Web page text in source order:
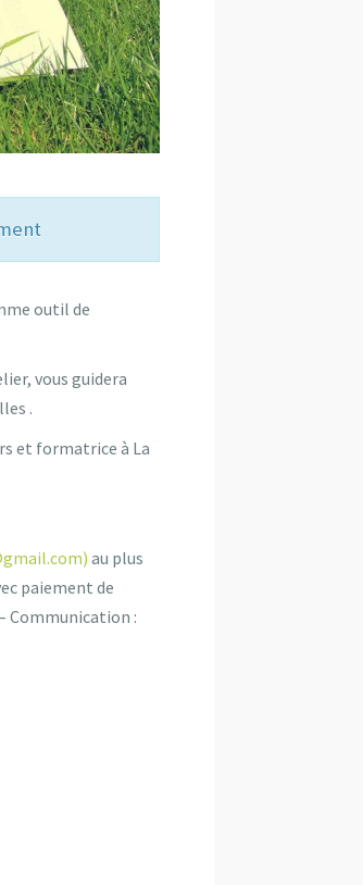
outil de
vous guidera
.
et formatrice à La
au plus
paiement de
Communication :